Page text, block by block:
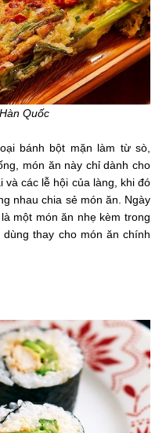
Quốc
bánh bột mặn làm từ sò,
món ăn này chỉ dành cho
và các lễ hội của làng, khi đó
nhau chia sẻ món ăn. Ngày
một món ăn nhẹ kèm trong
thay cho món ăn chính